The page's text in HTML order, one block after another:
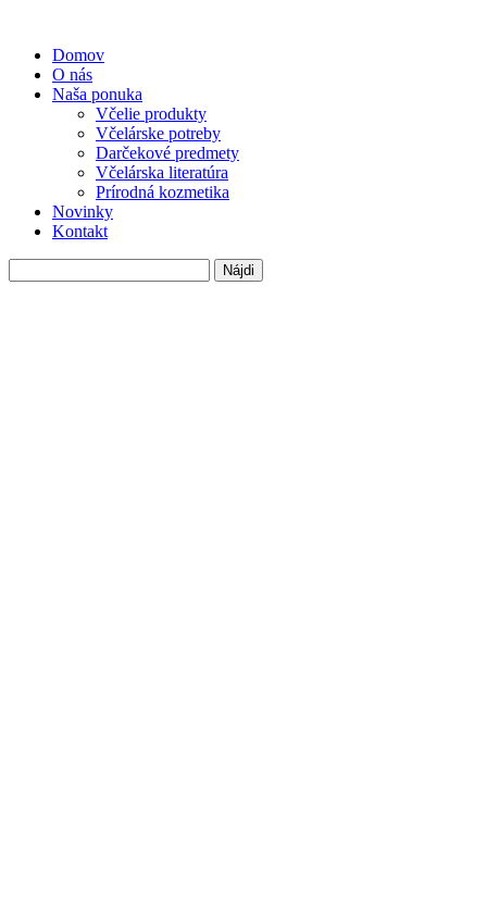
Domov
O nás
Naša ponuka
Včelie produkty
Včelárske potreby
Darčekové predmety
Včelárska literatúra
Prírodná kozmetika
Novinky
Kontakt